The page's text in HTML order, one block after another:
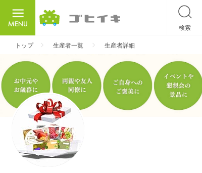
検索
トップ 生産者一覧 生産者詳細